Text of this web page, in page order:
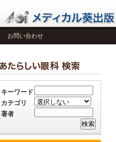
お問い合わせ
キーワード
カテゴリ
著者